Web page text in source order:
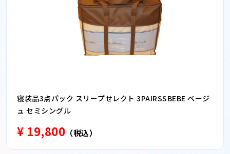
寝装品3点パック スリープせレクト 3PAIRSSBEBE ベージ
ュ セミシングル
¥ 19,800 （税込）